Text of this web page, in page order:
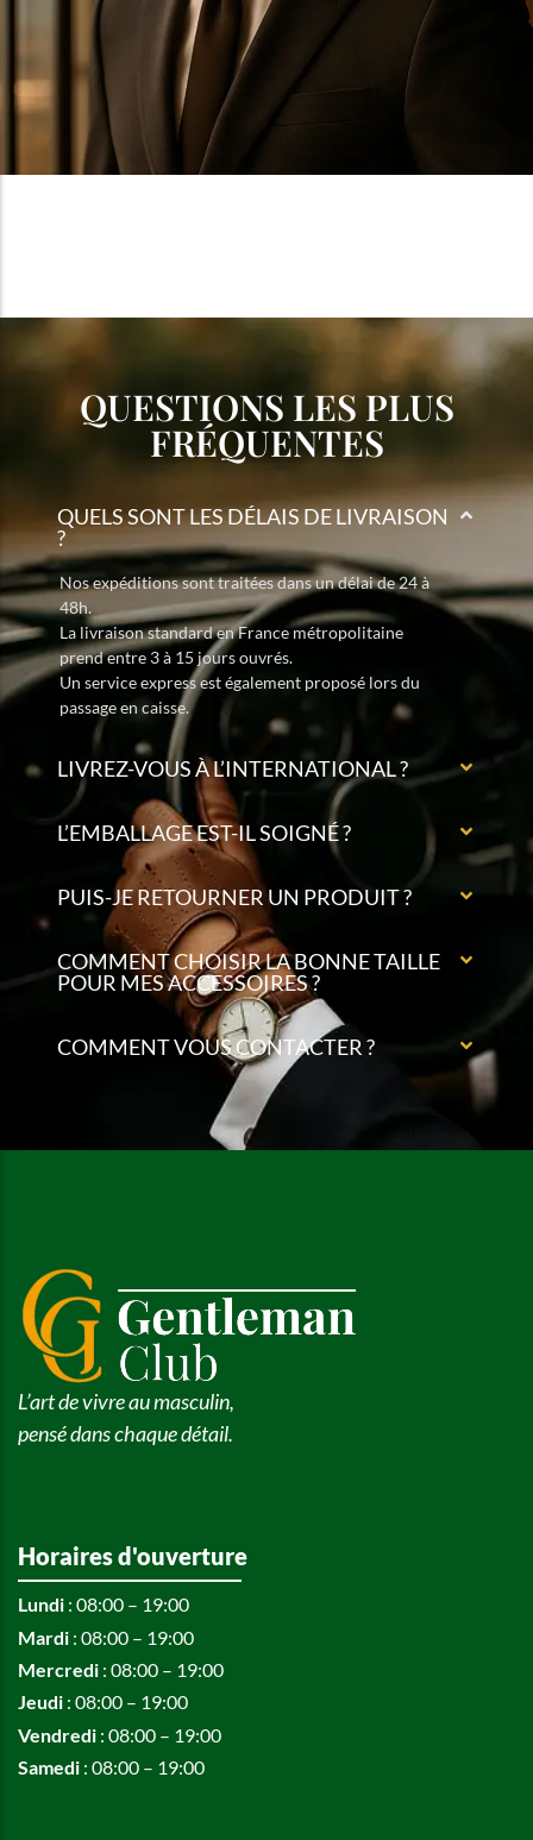
QUESTIONS LES PLUS
FRÉQUENTES
QUELS SONT LES DÉLAIS DE LIVRAISON
?
Nos expéditions sont traitées dans un délai de 24 à
48h.
La livraison standard en France métropolitaine
prend entre 3 à 15 jours ouvrés.
Un service express est également proposé lors du
passage en caisse.
LIVREZ-VOUS À L’INTERNATIONAL ?
L’EMBALLAGE EST-IL SOIGNÉ ?
PUIS-JE RETOURNER UN PRODUIT ?
COMMENT CHOISIR LA BONNE TAILLE
POUR MES ACCESSOIRES ?
COMMENT VOUS CONTACTER ?
L’art de vivre au masculin,
pensé dans chaque détail.
Horaires d'ouverture
Lundi : 08:00 – 19:00
Mardi : 08:00 – 19:00
Mercredi : 08:00 – 19:00
Jeudi : 08:00 – 19:00
Vendredi : 08:00 – 19:00
Samedi : 08:00 – 19:00